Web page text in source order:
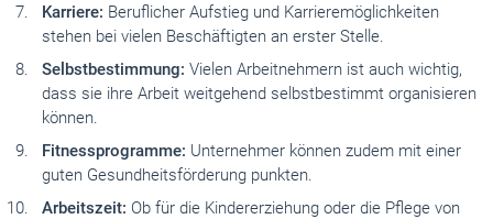
Karriere: Beruflicher Aufstieg und Karrieremöglichkeiten
stehen bei vielen Beschäftigten an erster Stelle.
Selbstbestimmung: Vielen Arbeitnehmern ist auch wichtig,
dass sie ihre Arbeit weitgehend selbstbestimmt organisieren
können.
Fitnessprogramme: Unternehmer können zudem mit einer
guten Gesundheitsförderung punkten.
Arbeitszeit: Ob für die Kindererziehung oder die Pflege von